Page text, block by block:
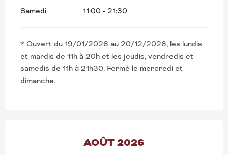
Samedi 11:00 - 21:30
* Ouvert du 19/01/2026 au 20/12/2026, les lundis
et mardis de 11h à 20h et les jeudis, vendredis et
samedis de 11h à 21h30. Fermé le mercredi et
dimanche.
AOÛT 2026